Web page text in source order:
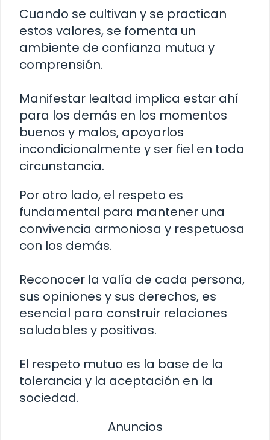
Cuando se cultivan y se practican
estos valores, se fomenta un
ambiente de confianza mutua y
comprensión.
Manifestar lealtad implica estar ahí
para los demás en los momentos
buenos y malos, apoyarlos
incondicionalmente y ser fiel en toda
circunstancia.
Por otro lado, el respeto es
fundamental para mantener una
convivencia armoniosa y respetuosa
con los demás.
Reconocer la valía de cada persona,
sus opiniones y sus derechos, es
esencial para construir relaciones
saludables y positivas.
El respeto mutuo es la base de la
tolerancia y la aceptación en la
sociedad.
Anuncios